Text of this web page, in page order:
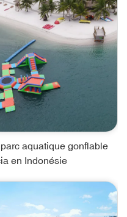
aquatique gonflable
en Indonésie